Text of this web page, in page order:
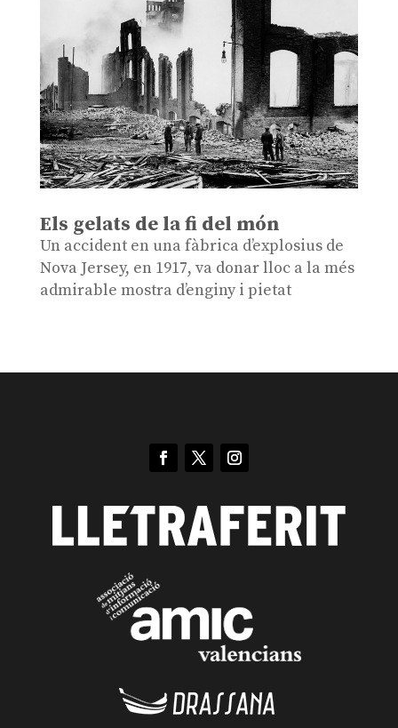
Els gelats de la fi del món
Un accident en una fàbrica d’explosius de
Nova Jersey, en 1917, va donar lloc a la més
admirable mostra d’enginy i pietat